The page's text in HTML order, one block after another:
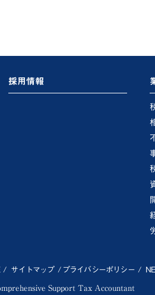
採用情報
サイトマップ プライバシーポリシー
Support Tax Accountant